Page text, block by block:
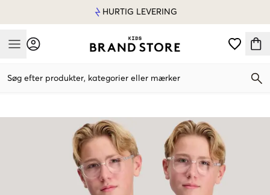
HURTIG LEVERING
Mobile Menu
Søg efter produkter, kategorier eller mærker